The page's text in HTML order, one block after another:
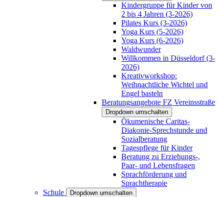
Kindergruppe für Kinder von
2 bis 4 Jahren (3-2026)
Pilates Kurs (3-2026)
Yoga Kurs (5-2026)
Yoga Kurs (6-2026)
Waldwunder
Willkommen in Düsseldorf (3-
2026)
Kreativworkshop:
Weihnachtliche Wichtel und
Engel basteln
Beratungsangebote FZ Vereinsstraße
Dropdown umschalten
Ökumenische Caritas-
Diakonie-Sprechstunde und
Sozialberatung
Tagespflege für Kinder
Beratung zu Erziehungs-,
Paar- und Lebensfragen
Sprachförderung und
Sprachtherapie
Schule
Dropdown umschalten